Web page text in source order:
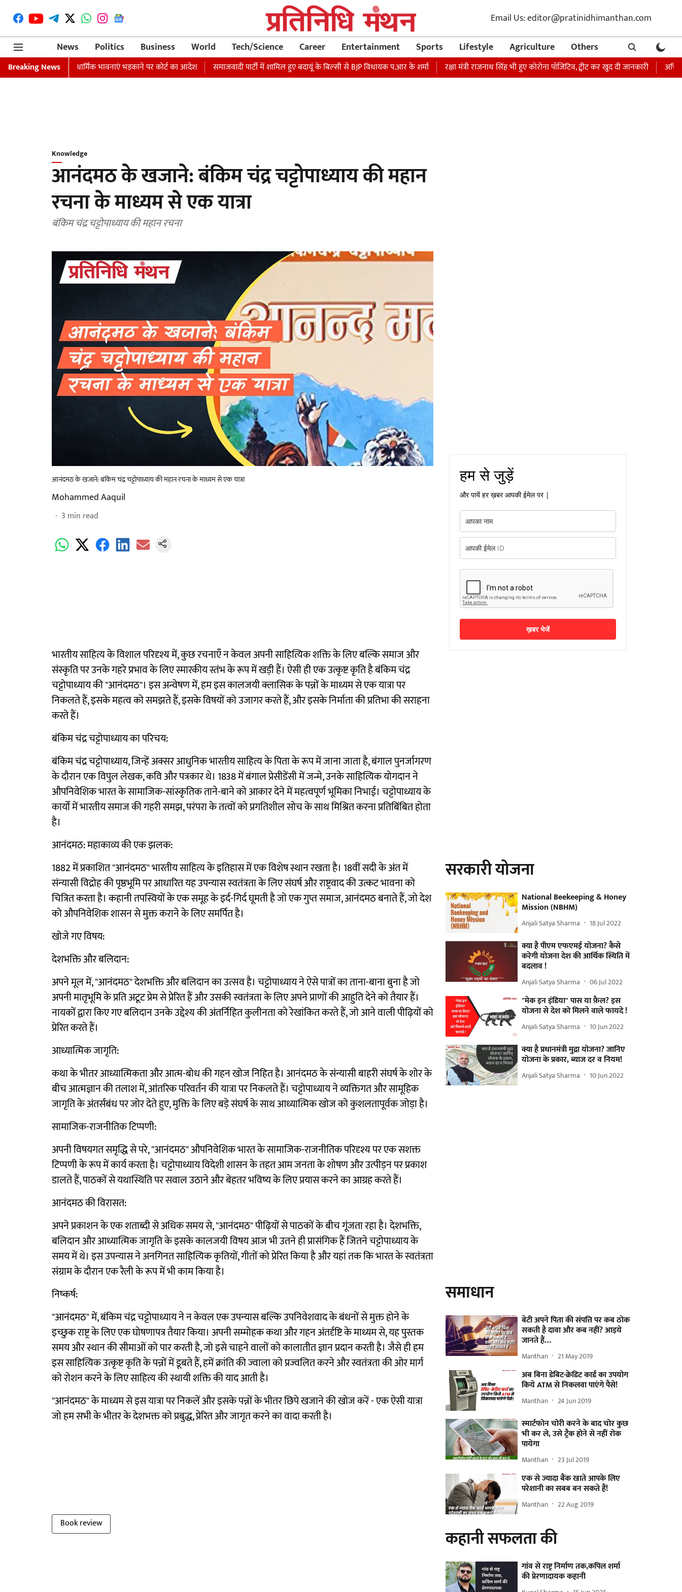
Email Us: editor@pratinidhimanthan.com
News
Politics Business World Tech/Science Career Entertainment Sports Lifestyle Agriculture Others
Breaking News
का वारंट जारी, धार्मिक भावनाएं भड़काने पर कोर्ट का आदेश समाजवादी पार्टी में शामिल हुए बदायूं के बिल्सी से BJP विधायक प.आर के शर्मा रक्षा मंत्री राजनाथ सिंह भी हुए कोरोना पॉजिटिव, ट्वीट कर खुद दी जानकारी अभिनेता सोनू
Knowledge
आनंदमठ के खजाने: बंकिम चंद्र चट्टोपाध्याय की महान
रचना के माध्यम से एक यात्रा
बंकिम चंद्र चट्टोपाध्याय की महान रचना
आनंदमठ के खजाने: बंकिम चंद्र चट्टोपाध्याय की महान रचना के माध्यम से एक यात्रा
Mohammed Aaquil
3 min read
भारतीय साहित्य के विशाल परिदृश्य में, कुछ रचनाएँ न केवल अपनी साहित्यिक शक्ति के लिए बल्कि समाज और
संस्कृति पर उनके गहरे प्रभाव के लिए स्मारकीय स्तंभ के रूप में खड़ी हैं। ऐसी ही एक उत्कृष्ट कृति है बंकिम चंद्र
चट्टोपाध्याय की "आनंदमठ"। इस अन्वेषण में, हम इस कालजयी क्लासिक के पन्नों के माध्यम से एक यात्रा पर
निकलते हैं, इसके महत्व को समझते हैं, इसके विषयों को उजागर करते हैं, और इसके निर्माता की प्रतिभा की सराहना
करते हैं।
बंकिम चंद्र चट्टोपाध्याय का परिचय:
बंकिम चंद्र चट्टोपाध्याय, जिन्हें अक्सर आधुनिक भारतीय साहित्य के पिता के रूप में जाना जाता है, बंगाल पुनर्जागरण
के दौरान एक विपुल लेखक, कवि और पत्रकार थे। 1838 में बंगाल प्रेसीडेंसी में जन्मे, उनके साहित्यिक योगदान ने
औपनिवेशिक भारत के सामाजिक-सांस्कृतिक ताने-बाने को आकार देने में महत्वपूर्ण भूमिका निभाई। चट्टोपाध्याय के
कार्यों में भारतीय समाज की गहरी समझ, परंपरा के तत्वों को प्रगतिशील सोच के साथ मिश्रित करना प्रतिबिंबित होता
है।
आनंदमठ: महाकाव्य की एक झलक:
1882 में प्रकाशित "आनंदमठ" भारतीय साहित्य के इतिहास में एक विशेष स्थान रखता है। 18वीं सदी के अंत में
संन्यासी विद्रोह की पृष्ठभूमि पर आधारित यह उपन्यास स्वतंत्रता के लिए संघर्ष और राष्ट्रवाद की उत्कट भावना को
चित्रित करता है। कहानी तपस्वियों के एक समूह के इर्द-गिर्द घूमती है जो एक गुप्त समाज, आनंदमठ बनाते हैं, जो देश
को औपनिवेशिक शासन से मुक्त कराने के लिए समर्पित है।
खोजे गए विषय:
देशभक्ति और बलिदान:
अपने मूल में, "आनंदमठ" देशभक्ति और बलिदान का उत्सव है। चट्टोपाध्याय ने ऐसे पात्रों का ताना-बाना बुना है जो
अपनी मातृभूमि के प्रति अटूट प्रेम से प्रेरित हैं और उसकी स्वतंत्रता के लिए अपने प्राणों की आहुति देने को तैयार हैं।
नायकों द्वारा किए गए बलिदान उनके उद्देश्य की अंतर्निहित कुलीनता को रेखांकित करते हैं, जो आने वाली पीढ़ियों को
प्रेरित करते हैं।
आध्यात्मिक जागृति:
कथा के भीतर आध्यात्मिकता और आत्म-बोध की गहन खोज निहित है। आनंदमठ के संन्यासी बाहरी संघर्ष के शोर के
बीच आत्मज्ञान की तलाश में, आंतरिक परिवर्तन की यात्रा पर निकलते हैं। चट्टोपाध्याय ने व्यक्तिगत और सामूहिक
जागृति के अंतर्संबंध पर जोर देते हुए, मुक्ति के लिए बड़े संघर्ष के साथ आध्यात्मिक खोज को कुशलतापूर्वक जोड़ा है।
सामाजिक-राजनीतिक टिप्पणी:
अपनी विषयगत समृद्धि से परे, "आनंदमठ" औपनिवेशिक भारत के सामाजिक-राजनीतिक परिदृश्य पर एक सशक्त
टिप्पणी के रूप में कार्य करता है। चट्टोपाध्याय विदेशी शासन के तहत आम जनता के शोषण और उत्पीड़न पर प्रकाश
डालते हैं, पाठकों से यथास्थिति पर सवाल उठाने और बेहतर भविष्य के लिए प्रयास करने का आग्रह करते हैं।
आनंदमठ की विरासत:
अपने प्रकाशन के एक शताब्दी से अधिक समय से, "आनंदमठ" पीढ़ियों से पाठकों के बीच गूंजता रहा है। देशभक्ति,
बलिदान और आध्यात्मिक जागृति के इसके कालजयी विषय आज भी उतने ही प्रासंगिक हैं जितने चट्टोपाध्याय के
समय में थे। इस उपन्यास ने अनगिनत साहित्यिक कृतियों, गीतों को प्रेरित किया है और यहां तक कि भारत के स्वतंत्रता
संग्राम के दौरान एक रैली के रूप में भी काम किया है।
निष्कर्ष:
"आनंदमठ" में, बंकिम चंद्र चट्टोपाध्याय ने न केवल एक उपन्यास बल्कि उपनिवेशवाद के बंधनों से मुक्त होने के
इच्छुक राष्ट्र के लिए एक घोषणापत्र तैयार किया। अपनी सम्मोहक कथा और गहन अंतर्दृष्टि के माध्यम से, यह पुस्तक
समय और स्थान की सीमाओं को पार करती है, जो इसे चाहने वालों को कालातीत ज्ञान प्रदान करती है। जैसे ही हम
इस साहित्यिक उत्कृष्ट कृति के पन्नों में डूबते हैं, हमें क्रांति की ज्वाला को प्रज्वलित करने और स्वतंत्रता की ओर मार्ग
को रोशन करने के लिए साहित्य की स्थायी शक्ति की याद आती है।
"आनंदमठ" के माध्यम से इस यात्रा पर निकलें और इसके पन्नों के भीतर छिपे खजाने की खोज करें - एक ऐसी यात्रा
जो हम सभी के भीतर के देशभक्त को प्रबुद्ध, प्रेरित और जागृत करने का वादा करती है।
Book review
हम से जुड़ें
और पायें हर ख़बर आपकी ईमेल पर |
ख़बर भेजें
सरकारी योजना
National Beekeeping & Honey
Mission (NBHM)
Anjali Satya Sharma 18 Jul 2022
क्या है पीएम एफएमई योजना? कैसे
करेगी योजना देश की आर्थिक स्थिति में
बदलाव !
Anjali Satya Sharma 06 Jul 2022
"मेक इन इंडिया" पास या फ़ैल? इस
योजना से देश को मिलने वाले फायदे !
Anjali Satya Sharma 10 Jun 2022
क्या है प्रधानमंत्री मुद्रा योजना? जानिए
योजना के प्रकार, ब्याज दर व नियम!
Anjali Satya Sharma 10 Jun 2022
समाधान
बेटी अपने पिता की संपत्ति पर कब ठोक
सकती है दावा और कब नहीं? आइये
जानते हैं…
Manthan 21 May 2019
अब बिना डेबिट-क्रेडिट कार्ड का उपयोग
किये ATM से निकलवा पाएंगे पैसे!
Manthan 24 Jun 2019
स्मार्टफोन चोरी करने के बाद चोर कुछ
भी कर ले, उसे ट्रैक होने से नहीं रोक
पायेगा
Manthan 23 Jul 2019
एक से ज्यादा बैंक खाते आपके लिए
परेशानी का सबब बन सकते हैं!
Manthan 22 Aug 2019
कहानी सफलता की
गांव से राष्ट्र निर्माण तक,कपिल शर्मा
की प्रेरणादायक कहानी